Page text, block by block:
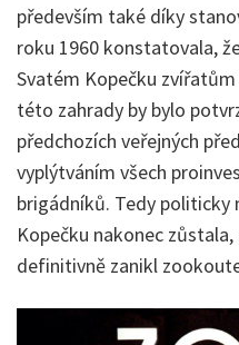
především také díky
roku 1960 konstatovala,
Svatém Kopečku
této zahrady by bylo
předchozích veřejných
vyplýtváním všech
brigádníků. Tedy politicky
Kopečku nakonec
definitivně zanikl